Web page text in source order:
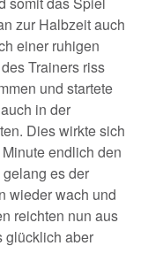
zur Halbzeit auch
einer ruhigen
Trainers riss
und startete
in der
Dies wirkte sich
endlich den
es der
wieder wach und
reichten nun aus
glücklich aber